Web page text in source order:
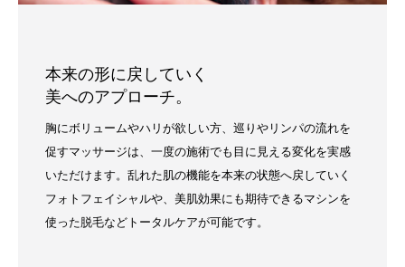
本来の形に戻していく
美へのアプローチ。
胸にボリュームやハリが欲しい方、巡りやリンパの流れを
促すマッサージは、一度の施術でも目に見える変化を実感
いただけます。乱れた肌の機能を本来の状態へ戻していく
フォトフェイシャルや、美肌効果にも期待できるマシンを
使った脱毛などトータルケアが可能です。